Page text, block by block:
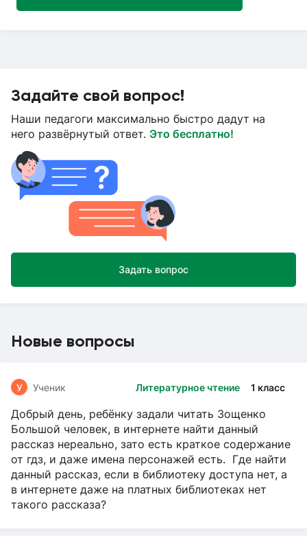
Задайте свой вопрос!
Наши педагоги максимально быстро дадут на
него развёрнутый ответ. Это бесплатно!
Задать вопрос
Новые вопросы
Литературное чтение 1 класс
У Ученик
Добрый день, ребёнку задали читать Зощенко
Большой человек, в интернете найти данный
рассказ нереально, зато есть краткое содержание
от гдз, и даже имена персонажей есть. Где найти
данный рассказ, если в библиотеку доступа нет, а
в интернете даже на платных библиотеках нет
такого рассказа?